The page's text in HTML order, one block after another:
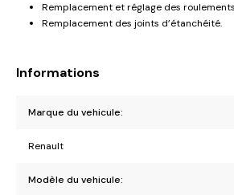
Remplacement et réglage des
Remplacement des joints d’étanchéité.
Informations
Marque du vehicule:
Renault
Modèle du vehicule: